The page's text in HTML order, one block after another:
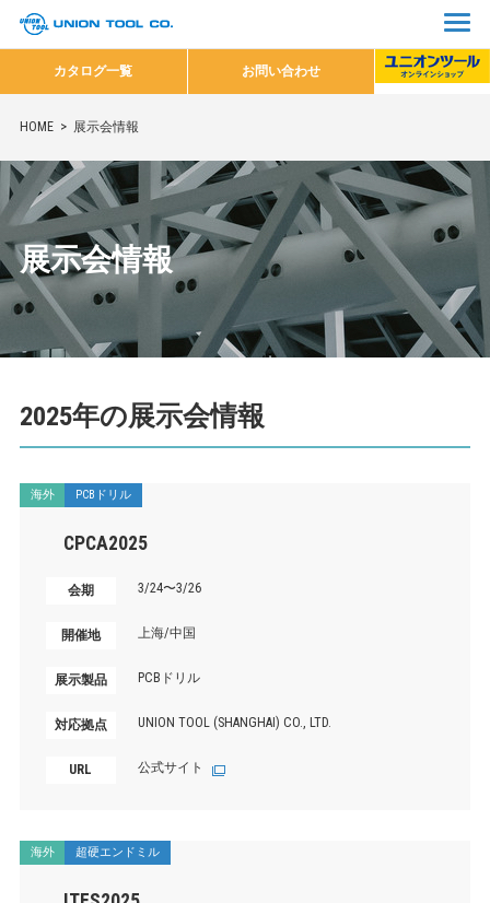
カタログ一覧 お問い合わせ
HOME 展示会情報
展示会情報
2025年の展示会情報
海外 PCBドリル
CPCA2025
会期 3/24〜3/26
開催地 上海/中国
展示製品 PCBドリル
対応拠点 UNION TOOL (SHANGHAI) CO., LTD.
URL 公式サイト
海外 超硬エンドミル